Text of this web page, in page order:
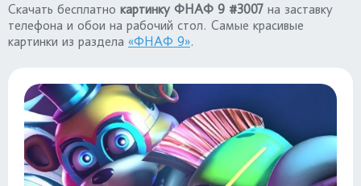
Скачать бесплатно картинку ФНАФ 9 #3007 на заставку
телефона и обои на рабочий стол. Самые красивые
картинки из раздела «ФНАФ 9».